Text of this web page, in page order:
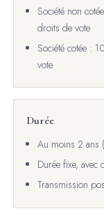
Société non
droits de vote
Société cotée :
vote
Durée
Au moins 2 ans
Durée fixe, avec
Transmission